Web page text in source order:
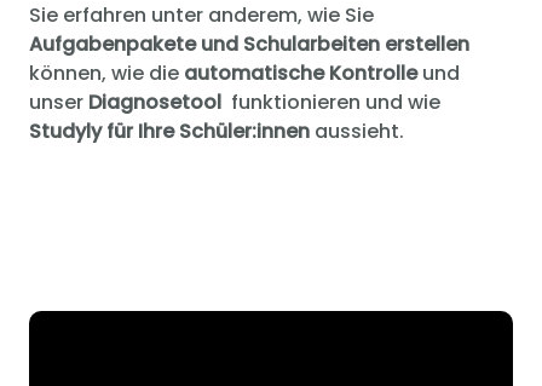
Sie erfahren unter anderem, wie Sie
Aufgabenpakete und Schularbeiten erstellen
können, wie die automatische Kontrolleund
unser Diagnosetool funktionieren und wie
Studyly für Ihre Schüler:innen aussieht.